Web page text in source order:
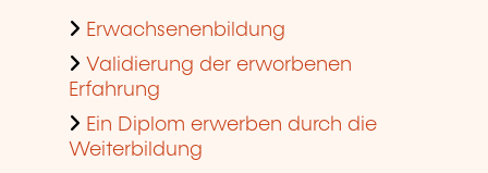
Erwachsenenbildung
Validierung der erworbenen
Erfahrung
Ein Diplom erwerben durch die
Weiterbildung